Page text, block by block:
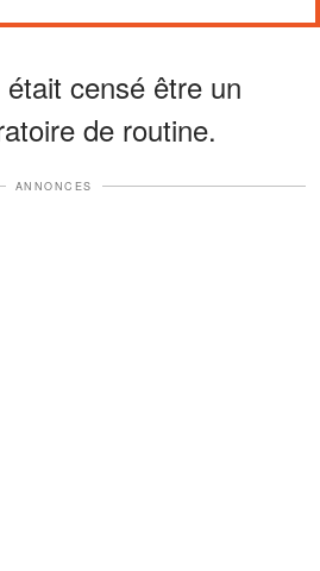
censé être un
de routine.
ANNONCES